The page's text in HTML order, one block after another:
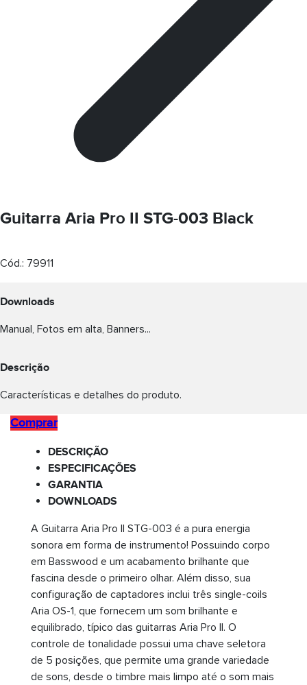
Guitarra Aria Pro II STG-003 Black
Cód.: 79911
Downloads
Manual, Fotos em alta, Banners...
Descrição
Características e detalhes do produto.
Comprar
DESCRIÇÃO
ESPECIFICAÇÕES
GARANTIA
DOWNLOADS
A Guitarra Aria Pro II STG-003 é a pura energia
sonora em forma de instrumento! Possuindo corpo
em Basswood e um acabamento brilhante que
fascina desde o primeiro olhar. Além disso, sua
configuração de captadores inclui três single-coils
Aria OS-1, que fornecem um som brilhante e
equilibrado, típico das guitarras Aria Pro II. O
controle de tonalidade possui uma chave seletora
de 5 posições, que permite uma grande variedade
de sons, desde o timbre mais limpo até o som mais